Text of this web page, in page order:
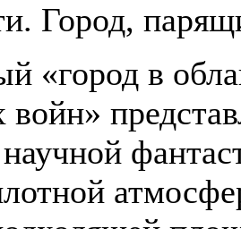
Город,
«город в
войн»